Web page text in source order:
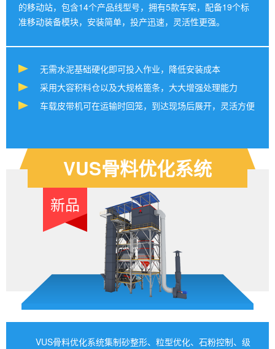
的移动站，包含14个产品线型号，拥有5款车架，配备19个标
准移动装备模块，安装简单，投产迅速，灵活性更强。
无需水泥基础硬化即可投入作业，降低安装成本
采用大容积料仓以及大规格篦条，大大增强处理能力
车载皮带机可在运输时回笼，到达现场后展开，灵活方便
VUS骨料优化系统
新品
VUS骨料优化系统集制砂整形、粒型优化、石粉控制、级